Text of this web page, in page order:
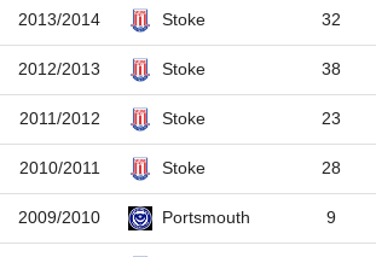
2013/2014 Stoke 32
2012/2013 Stoke 38
2011/2012 Stoke 23
2010/2011 Stoke 28
2009/2010 Portsmouth 9